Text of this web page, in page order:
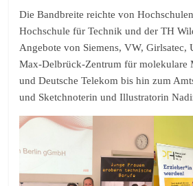
Die Bandbreite reichte von
Hochschule für Technik und der TH
Angebote von Siemens, VW, Girlsatec,
Max-Delbrück-Zentrum für molekulare
und Deutsche Telekom bis hin zum
und Sketchnoterin und Illustratorin